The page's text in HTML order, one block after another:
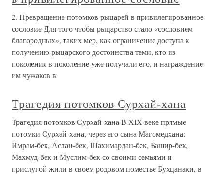
2. Превращение потомков рыцарей в привилегированное
сословие Для того чтобы рыцарство стало «сословием
благородных», таких мер, как ограничение доступа к
получению рыцарского достоинства теми, кто из
поколения в поколение уже получали его, и награждение
им чужаков в
Трагедия потомков Сурхай-хана
Трагедия потомков Сурхай-хана В XIX веке прямые
потомки Сурхай-хана, через его сына Магомедхана:
Имрам-бек, Аслан-бек, Шахимардан-бек, Башир-бек,
Махмуд-бек и Муслим-бек со своими семьями и
прислугой жили в своем родовом поместье Бухцанаки, в